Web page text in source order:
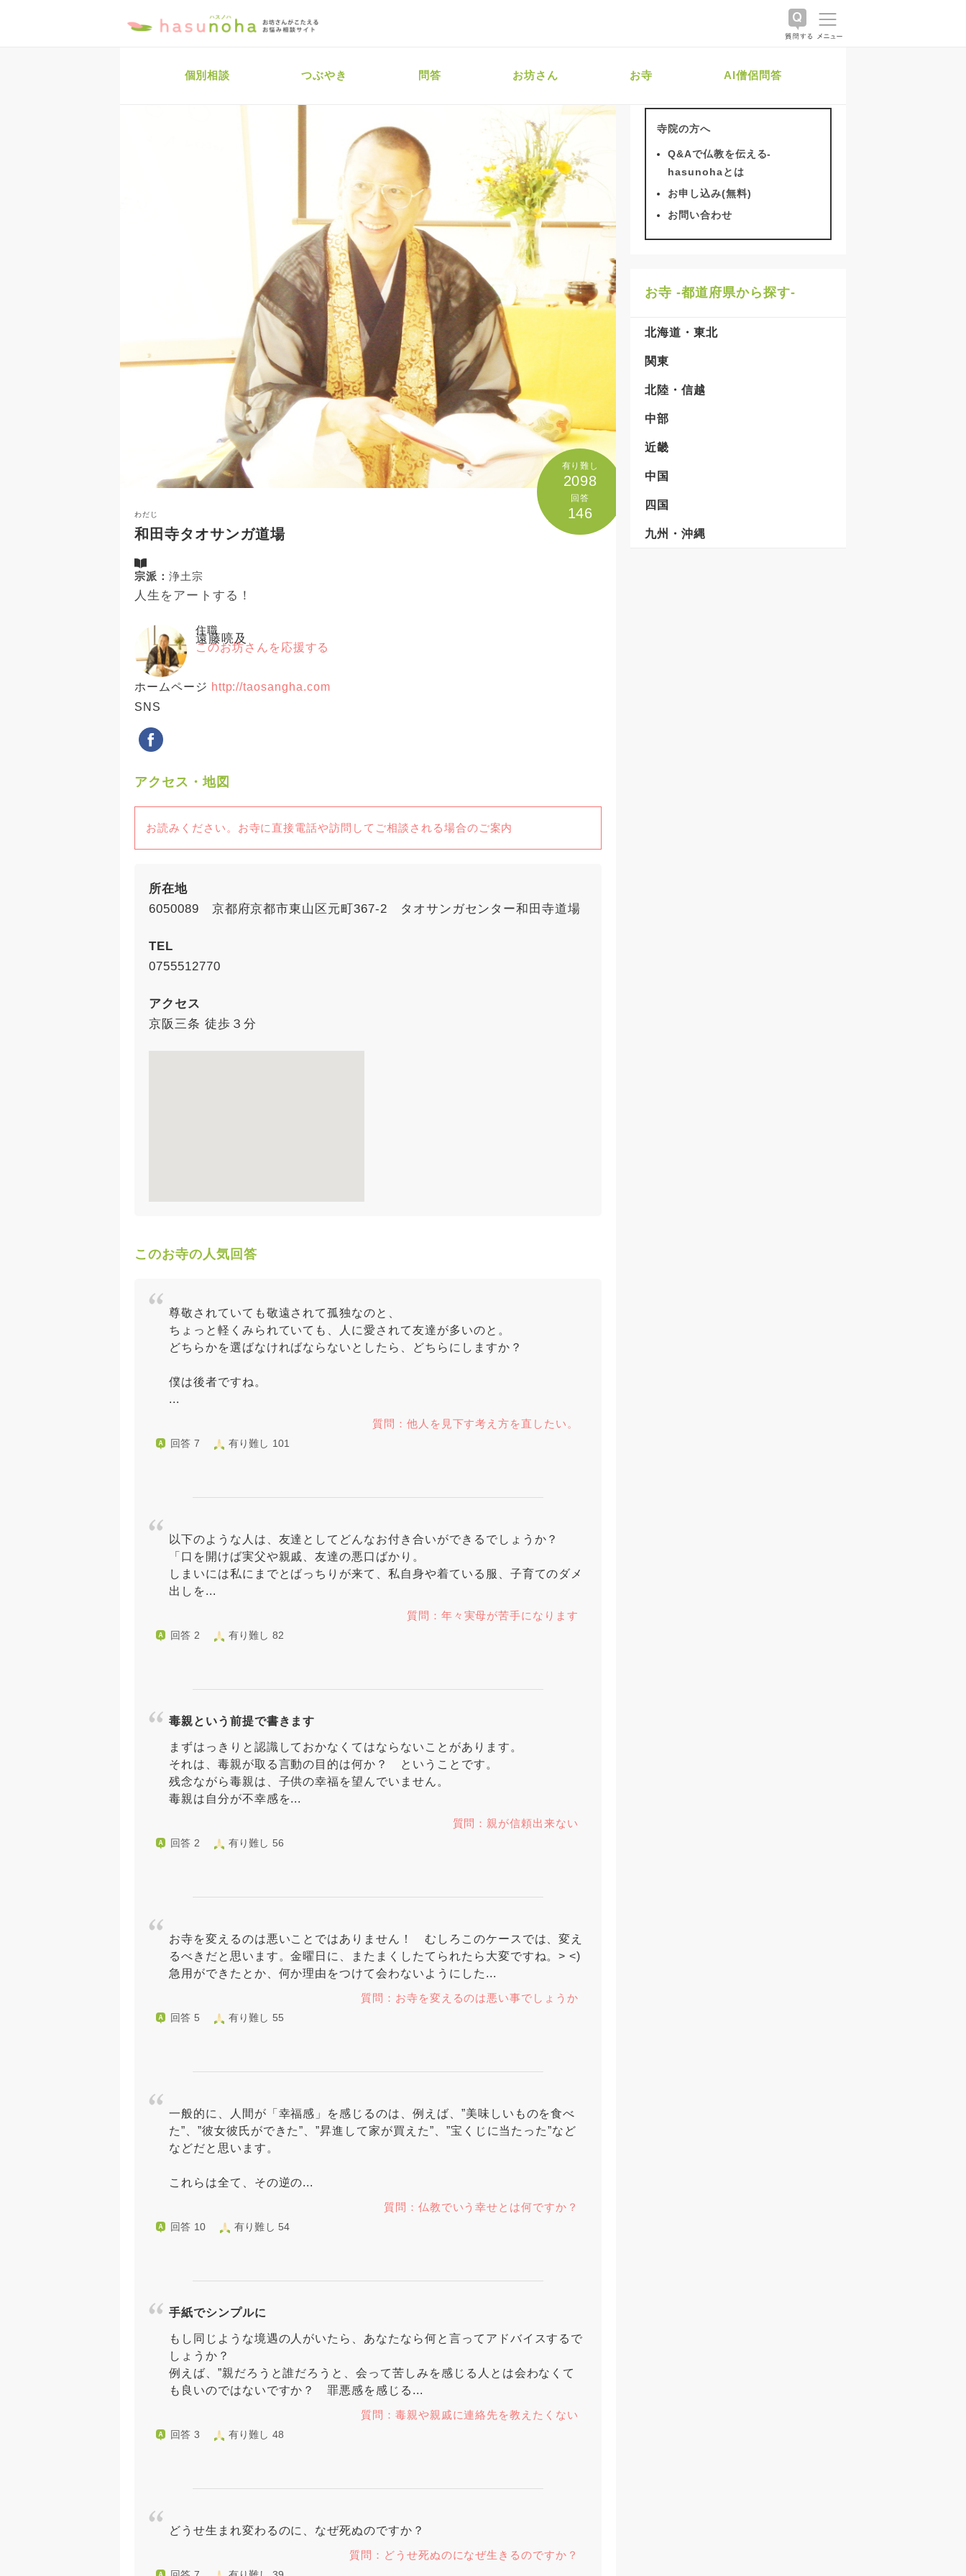
個別相談 つぶやき 問答 お坊さん お寺 AI僧侶問答
有り難し
2098
回答
146
わだじ
和田寺タオサンガ道場
宗派： 浄土宗
人生をアートする！
住職
遠藤喨及
このお坊さんを応援する
ホームページ http://taosangha.com
SNS
アクセス・地図
お読みください。お寺に直接電話や訪問してご相談される場合のご案内
所在地
6050089 京都府京都市東山区元町367-2 タオサンガセンター和田寺道場
TEL
0755512770
アクセス
京阪三条 徒歩３分
このお寺の人気回答
尊敬されていても敬遠されて孤独なのと、
ちょっと軽くみられていても、人に愛されて友達が多いのと。
どちらかを選ばなければならないとしたら、どちらにしますか？
僕は後者ですね。
...
質問：他人を見下す考え方を直したい。
回答 7 有り難し 101
以下のような人は、友達としてどんなお付き合いができるでしょうか？
「口を開けば実父や親戚、友達の悪口ばかり。
しまいには私にまでとばっちりが来て、私自身や着ている服、子育てのダメ
出しを...
質問：年々実母が苦手になります
回答 2 有り難し 82
毒親という前提で書きます
まずはっきりと認識しておかなくてはならないことがあります。
それは、毒親が取る言動の目的は何か？ ということです。
残念ながら毒親は、子供の幸福を望んでいません。
毒親は自分が不幸感を...
質問：親が信頼出来ない
回答 2 有り難し 56
お寺を変えるのは悪いことではありません！ むしろこのケースでは、変え
るべきだと思います。金曜日に、またまくしたてられたら大変ですね。> <)
急用ができたとか、何か理由をつけて会わないようにした...
質問：お寺を変えるのは悪い事でしょうか
回答 5 有り難し 55
一般的に、人間が「幸福感」を感じるのは、例えば、”美味しいものを食べ
た”、”彼女彼氏ができた”、”昇進して家が買えた”、”宝くじに当たった”など
などだと思います。
これらは全て、その逆の...
質問：仏教でいう幸せとは何ですか？
回答 10 有り難し 54
手紙でシンプルに
もし同じような境遇の人がいたら、あなたなら何と言ってアドバイスするで
しょうか？
例えば、”親だろうと誰だろうと、会って苦しみを感じる人とは会わなくて
も良いのではないですか？ 罪悪感を感じる...
質問：毒親や親戚に連絡先を教えたくない
回答 3 有り難し 48
どうせ生まれ変わるのに、なぜ死ぬのですか？
質問：どうせ死ぬのになぜ生きるのですか？
寺院の方へ
Q&Aで仏教を伝える-
hasunohaとは
お申し込み(無料)
お問い合わせ
お寺 -都道府県から探す-
北海道・東北
関東
北陸・信越
中部
近畿
中国
四国
九州・沖縄